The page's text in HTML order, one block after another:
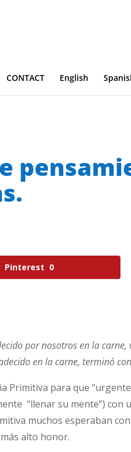
CONTACT English
Pinterest 0
por nosotros en la
en la carne, terminó
Primitiva para que
“llenar su mente”)
muchos esperaban
alto honor.